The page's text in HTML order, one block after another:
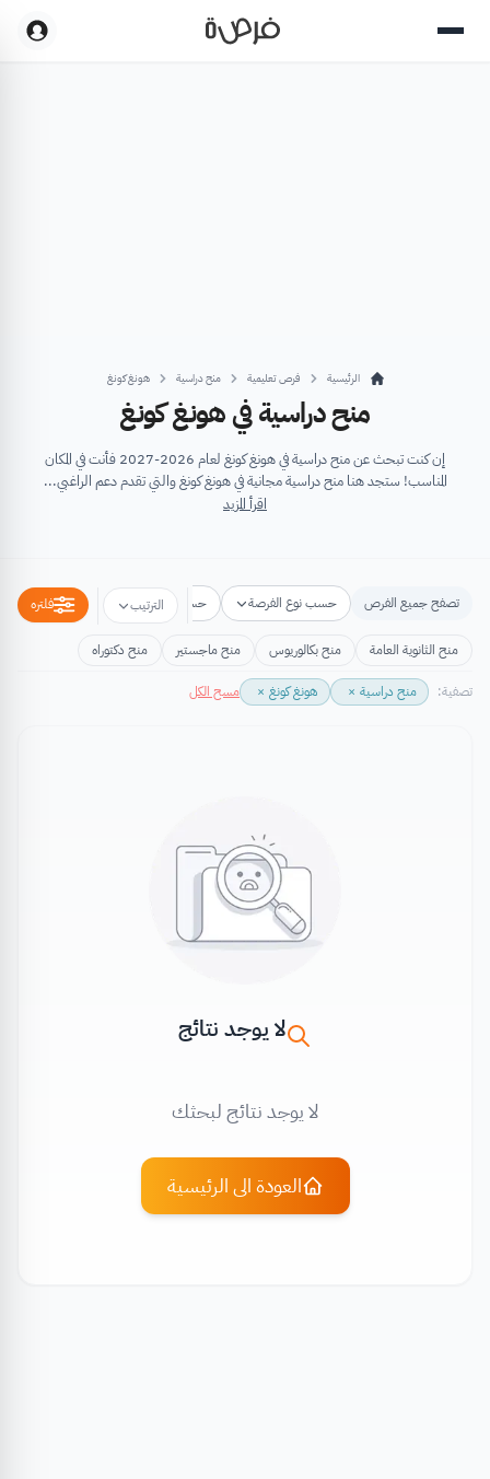
الرئيسية فرص تعليمية منح دراسية هونغ كونغ
منح دراسية في هونغ كونغ
إن كنت تبحث عن منح دراسية في هونغ كونغ لعام 2026-2027 فأنت في المكان
المناسب! ستجد هنا منح دراسية مجانية في هونغ كونغ والتي تقدم دعم الراغبي...
اقرأ المزيد
تصفح جميع الفرص حسب نوع الفرصة حسب مكان الفرصة حسب الترتيب فلتره
منح الثانوية العامة منح بكالوريوس منح ماجستير منح دكتوراه
تصفية: منح دراسية × هونغ كونغ × مسح الكل
لا يوجد نتائج
لا يوجد نتائج لبحثك
العودة الى الرئيسية